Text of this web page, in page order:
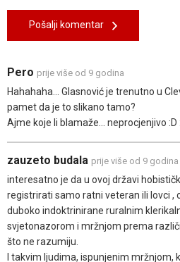
Pošalji komentar
Pero prije više od 9 godina
Hahahaha... Glasnović je trenutno u
pamet da je to slikano tamo?
Ajme koje li blamaže... neprocjenjivo :D
zauzeto budala prije više od 9 godina
interesatno je da u ovoj državi
registrirati samo ratni veteran ili lovci ,
duboko indoktrinirane ruralnim
svjetonazorom i mržnjom prema
što ne razumiju.
I takvim ljudima, ispunjenim mržnjom,